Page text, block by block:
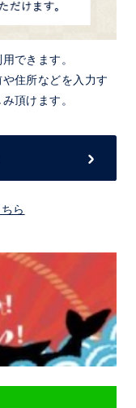
できます。
住所などを入力す
頂けます。
ら